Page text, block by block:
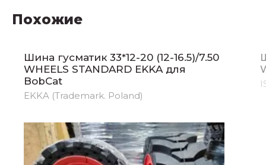
Похожие
Шина гусматик 33*12-20 (12-16.5)/7.50
WHEELS STANDARD EKKA для
BobCat
EKKA (Trademark. Poland)